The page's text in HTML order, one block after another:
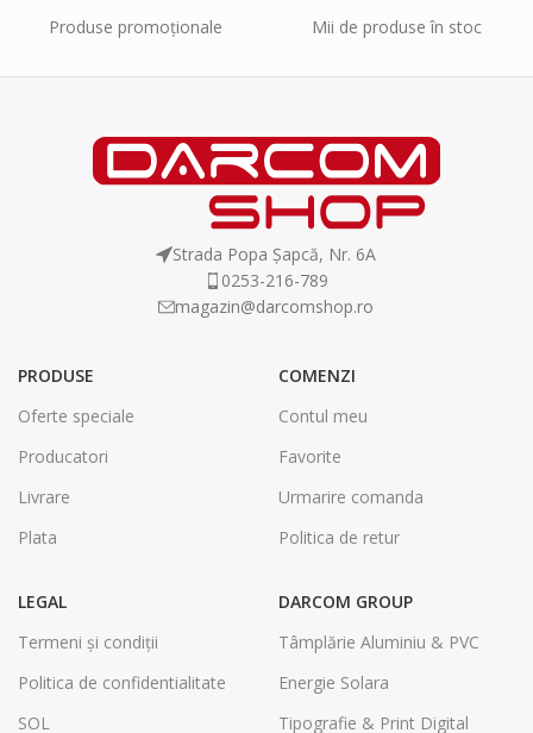
Produse promoționale
Mii de produse în stoc
Strada Popa Șapcă, Nr. 6A
0253-216-789
magazin@darcomshop.ro
PRODUSE
Oferte speciale
Producatori
Livrare
Plata
COMENZI
Contul meu
Favorite
Urmarire comanda
Politica de retur
LEGAL
Termeni și condiții
Politica de confidentialitate
SOL
DARCOM GROUP
Tâmplărie Aluminiu & PVC
Energie Solara
Tipografie & Print Digital